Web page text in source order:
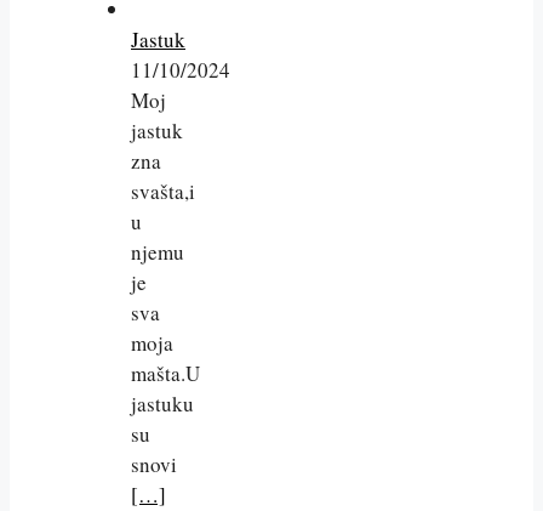
Jastuk
11/10/2024
Moj
jastuk
zna
svašta,i
u
njemu
je
sva
moja
mašta.U
jastuku
su
snovi
[…]